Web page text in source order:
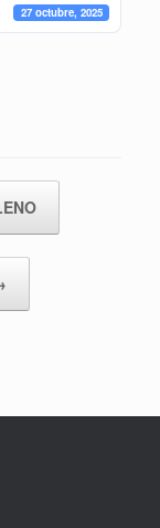
27 octubre, 2025